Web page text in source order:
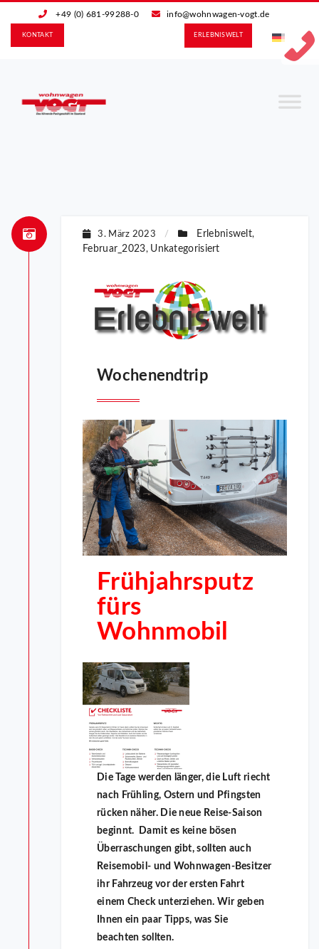
+49 (0) 681-99288-0 info@wohnwagen-vogt.de
ERLEBNIS­WELT
KONTAKT
3. März 2023 / Erlebniswelt,
Februar_2023, Unkategorisiert
Wochenendtrip
Frühjahrsputz
fürs
Wohnmobil
Die Tage werden länger, die Luft riecht
nach Frühling, Ostern und Pfingsten
rücken näher. Die neue Reise-Saison
beginnt. Damit es keine bösen
Überraschungen gibt, sollten auch
Reisemobil- und Wohnwagen-Besitzer
ihr Fahrzeug vor der ersten Fahrt
einem Check unterziehen. Wir geben
Ihnen ein paar Tipps, was Sie
beachten sollten.